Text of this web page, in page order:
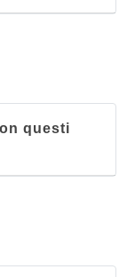
questi